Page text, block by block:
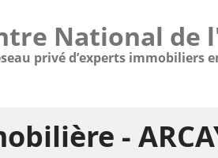
National de
privé d’experts immobiliers
-